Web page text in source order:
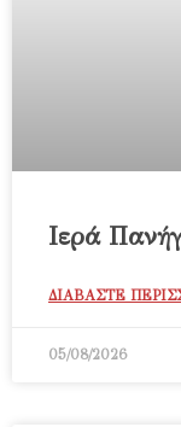
Ιερά
ΔΙΑΒΑΣΤΕ
05/08/2026